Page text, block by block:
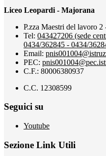
Liceo Leopardi - Majorana
P.zza Maestri del lavoro 2
Tel: 043427206 (sede
0434/362845 - 0434/
Email:
PEC:
C.F.: 80006380937
C.C. 12308599
Seguici su
Youtube
Sezione Link Utili